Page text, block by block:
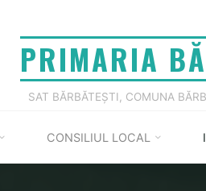
PRIMARIA
SAT BĂRBĂTEȘTI, COMUNA
CONSILIUL LOCAL